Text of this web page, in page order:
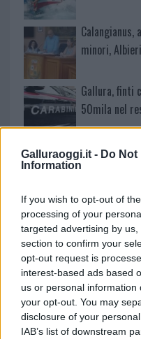
Galluraoggi.it - Do Not
Information
If you wish to opt-out of
processing of your
targeted advertising by
section to confirm your
opt-out request is
interest-based ads based
us or personal
your opt-out. You may
disclosure of your
IAB’s list of downstream
minori,
Gallura, finti
50mila nel
Meteo Olbia
protagonisti
Test tunnel
fine agosto